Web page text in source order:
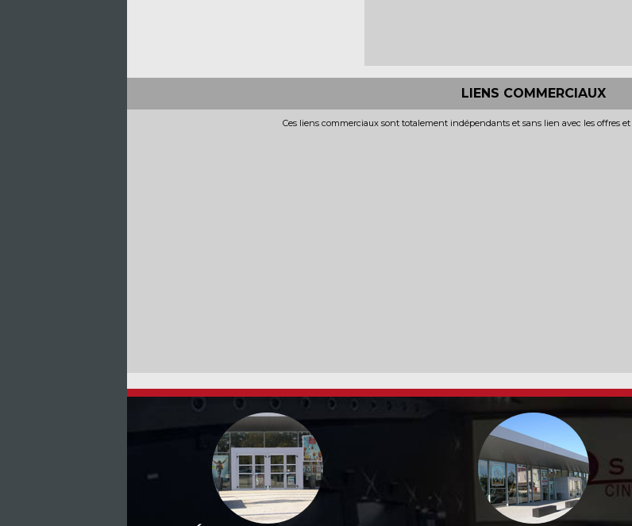
LIENS COMMERCIAUX
Ces liens commerciaux sont totalement indépendants et sans lien avec les offres